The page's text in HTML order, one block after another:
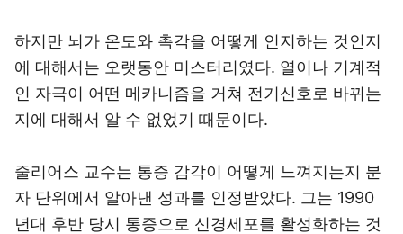
하지만 뇌가 온도와 촉각을 어떻게 인지하는 것인지
에 대해서는 오랫동안 미스터리였다. 열이나 기계적
인 자극이 어떤 메카니즘을 거쳐 전기신호로 바뀌는
지에 대해서 알 수 없었기 때문이다.
줄리어스 교수는 통증 감각이 어떻게 느껴지는지 분
자 단위에서 알아낸 성과를 인정받았다. 그는 1990
년대 후반 당시 통증으로 신경세포를 활성화하는 것